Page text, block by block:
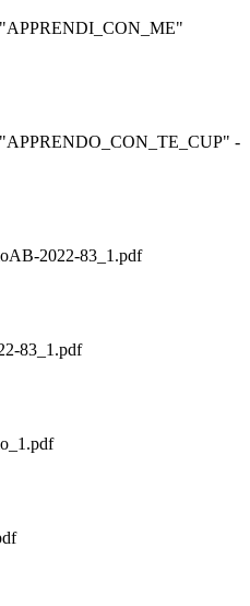
-
2022-83_1.pdf
83_1.pdf